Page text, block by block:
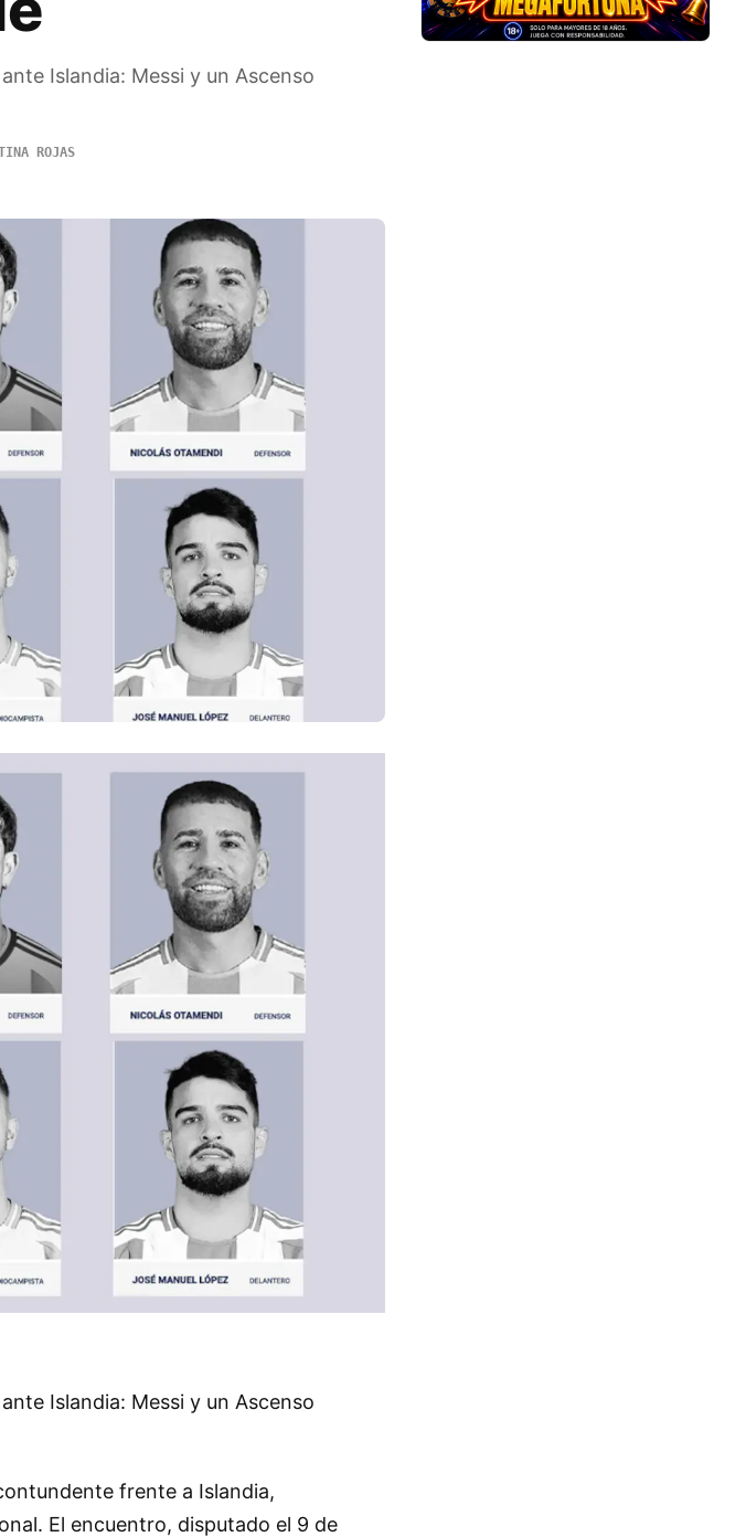
Islandia: Messi y un Ascenso
ROJAS
Islandia: Messi y un Ascenso
frente a Islandia,
El encuentro, disputado el 9 de